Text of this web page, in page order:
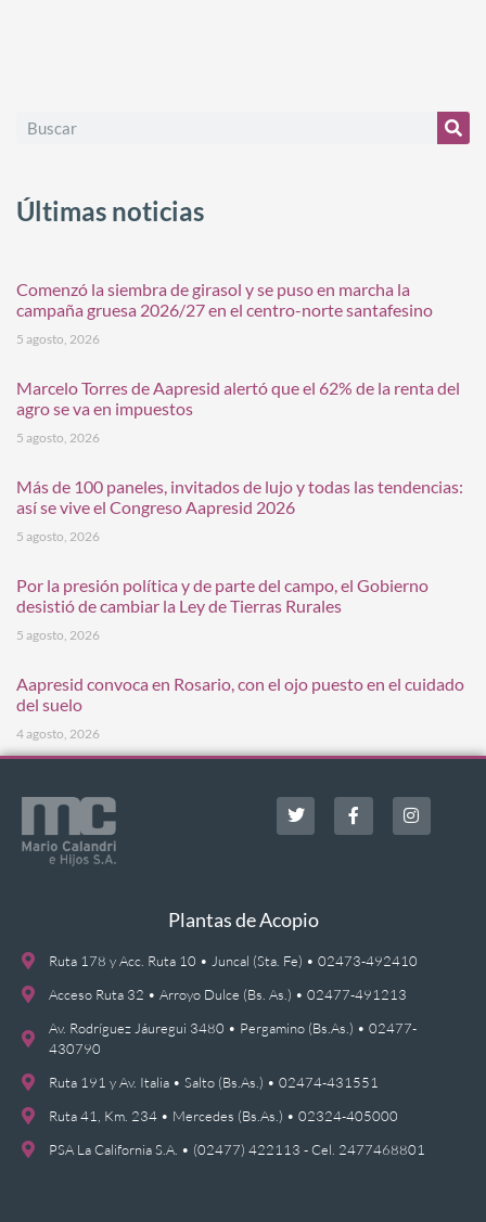
Últimas noticias
Comenzó la siembra de girasol y se puso en marcha la
campaña gruesa 2026/27 en el centro-norte santafesino
5 agosto, 2026
Marcelo Torres de Aapresid alertó que el 62% de la renta del
agro se va en impuestos
5 agosto, 2026
Más de 100 paneles, invitados de lujo y todas las tendencias:
así se vive el Congreso Aapresid 2026
5 agosto, 2026
Por la presión política y de parte del campo, el Gobierno
desistió de cambiar la Ley de Tierras Rurales
5 agosto, 2026
Aapresid convoca en Rosario, con el ojo puesto en el cuidado
del suelo
4 agosto, 2026
Plantas de Acopio
Ruta 178 y Acc. Ruta 10 • Juncal (Sta. Fe) • 02473-492410
Acceso Ruta 32 • Arroyo Dulce (Bs. As.) • 02477-491213
Av. Rodríguez Jáuregui 3480 • Pergamino (Bs.As.) • 02477-
430790
Ruta 191 y Av. Italia • Salto (Bs.As.) • 02474-431551
Ruta 41, Km. 234 • Mercedes (Bs.As.) • 02324-405000
PSA La California S.A. • (02477) 422113 - Cel. 2477468801